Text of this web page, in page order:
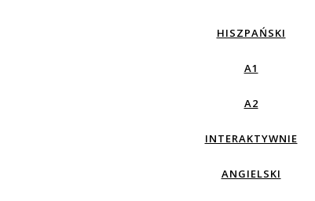
HISZPAŃSKI
A1
A2
INTERAKTYWNIE
ANGIELSKI